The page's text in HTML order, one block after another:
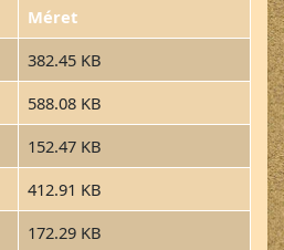
Méret
382.45 KB
588.08 KB
152.47 KB
412.91 KB
172.29 KB